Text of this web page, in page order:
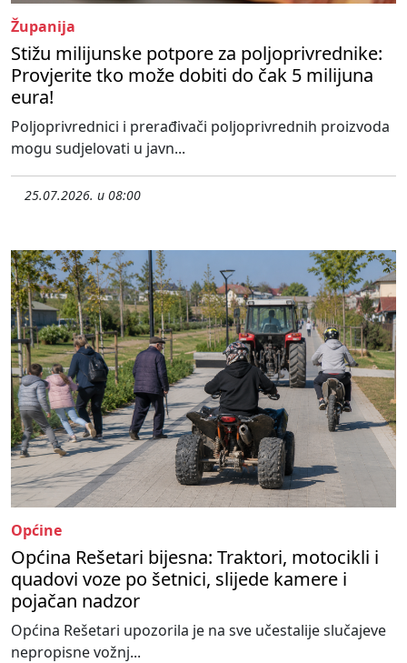
Županija
Stižu milijunske potpore za poljoprivrednike:
Provjerite tko može dobiti do čak 5 milijuna
eura!
Poljoprivrednici i prerađivači poljoprivrednih proizvoda
mogu sudjelovati u javn...
25.07.2026. u 08:00
Općine
Općina Rešetari bijesna: Traktori, motocikli i
quadovi voze po šetnici, slijede kamere i
pojačan nadzor
Općina Rešetari upozorila je na sve učestalije slučajeve
nepropisne vožnj...